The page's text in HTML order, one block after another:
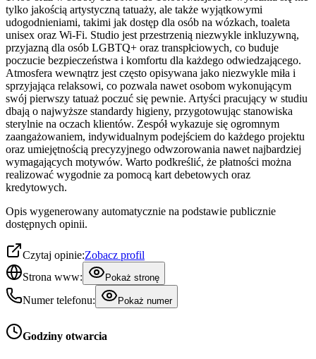
tylko jakością artystyczną tatuaży, ale także wyjątkowymi
udogodnieniami, takimi jak dostęp dla osób na wózkach, toaleta
unisex oraz Wi-Fi. Studio jest przestrzenią niezwykle inkluzywną,
przyjazną dla osób LGBTQ+ oraz transpłciowych, co buduje
poczucie bezpieczeństwa i komfortu dla każdego odwiedzającego.
Atmosfera wewnątrz jest często opisywana jako niezwykle miła i
sprzyjająca relaksowi, co pozwala nawet osobom wykonującym
swój pierwszy tatuaż poczuć się pewnie. Artyści pracujący w studiu
dbają o najwyższe standardy higieny, przygotowując stanowiska
sterylnie na oczach klientów. Zespół wykazuje się ogromnym
zaangażowaniem, indywidualnym podejściem do każdego projektu
oraz umiejętnością precyzyjnego odwzorowania nawet najbardziej
wymagających motywów. Warto podkreślić, że płatności można
realizować wygodnie za pomocą kart debetowych oraz
kredytowych.
Opis wygenerowany automatycznie na podstawie publicznie
dostępnych opinii.
Czytaj opinie:Zobacz profil
Strona www:
Pokaż stronę
Numer telefonu: Pokaż numer
Godziny otwarcia